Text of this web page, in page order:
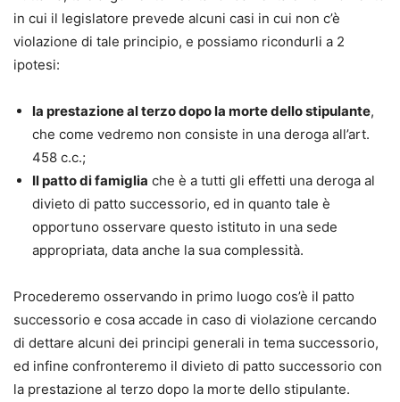
in cui il legislatore prevede alcuni casi in cui non c’è
violazione di tale principio, e possiamo ricondurli a 2
ipotesi:
la prestazione al terzo dopo la morte dello stipulante,
che come vedremo non consiste in una deroga all’art.
458 c.c.;
Il patto di famiglia che è a tutti gli effetti una deroga al
divieto di patto successorio, ed in quanto tale è
opportuno osservare questo istituto in una sede
appropriata, data anche la sua complessità.
Procederemo osservando in primo luogo cos’è il patto
successorio e cosa accade in caso di violazione cercando
di dettare alcuni dei principi generali in tema successorio,
ed infine confronteremo il divieto di patto successorio con
la prestazione al terzo dopo la morte dello stipulante.